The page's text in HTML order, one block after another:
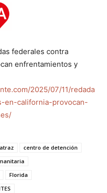
federales contra
enfrentamientos y
2025/07/11/redada
en-california-provocan-
centro de detención
Florida